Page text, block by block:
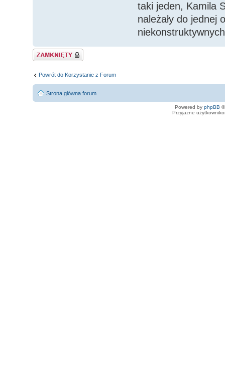
taki jeden, Kamila
należały do jednej
Zamknięty
Powrót do Korzystanie z Forum
Strona główna forum
Powered by phpBB
Przyjazne